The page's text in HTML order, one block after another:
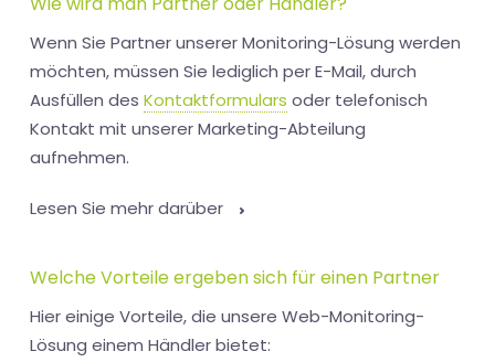
Wenn Sie Partner unserer Monitoring-Lösung werden
möchten, müssen Sie lediglich per E-Mail, durch
Ausfüllen des Kontaktformulars oder telefonisch
Kontakt mit unserer Marketing-Abteilung
aufnehmen.
Lesen Sie mehr darüber
Welche Vorteile ergeben sich für einen Partner
Hier einige Vorteile, die unsere Web-Monitoring-
Lösung einem Händler bietet: